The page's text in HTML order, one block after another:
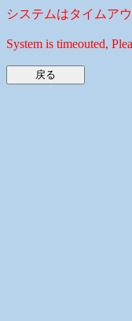
システムはタイムア
System is timeouted,